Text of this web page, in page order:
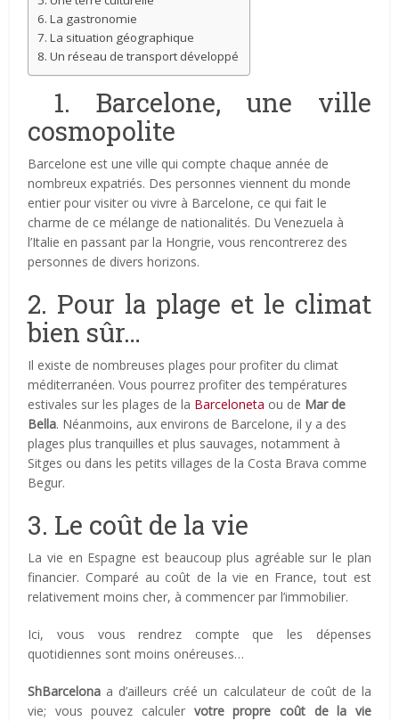
6. La gastronomie
7. La situation géographique
8. Un réseau de transport développé
1. Barcelone, une ville
cosmopolite
Barcelone est une ville qui compte chaque année de
nombreux expatriés. Des personnes viennent du monde
entier pour visiter ou vivre à Barcelone, ce qui fait le
charme de ce mélange de nationalités. Du Venezuela à
l’Italie en passant par la Hongrie, vous rencontrerez des
personnes de divers horizons.
2. Pour la plage et le climat
bien sûr…
Il existe de nombreuses plages pour profiter du climat
méditerranéen. Vous pourrez profiter des températures
estivales sur les plages de la Barceloneta ou de Mar de
Bella. Néanmoins, aux environs de Barcelone, il y a des
plages plus tranquilles et plus sauvages, notamment à
Sitges ou dans les petits villages de la Costa Brava comme
Begur.
3. Le coût de la vie
La vie en Espagne est beaucoup plus agréable sur le plan
financier. Comparé au coût de la vie en France, tout est
relativement moins cher, à commencer par l’immobilier.
Ici, vous vous rendrez compte que les dépenses
quotidiennes sont moins onéreuses…
ShBarcelona a d’ailleurs créé un calculateur de coût de la
vie; vous pouvez calculer votre propre coût de la vie